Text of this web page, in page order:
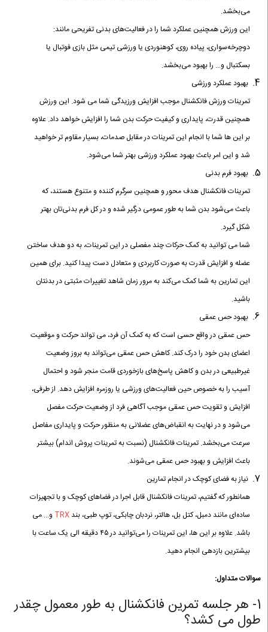
می‌بخشد.
این ورزش همچنین عملکرد شما را در فعالیت‌های بدنی تفریحی مانند:
دوچرخه‌سواری، پیاده‌ روی، کوهنوردی یا ورزشی تیمی مثل بازی فوتبال یا
بسکتبال و… را بهبود می‌بخشد.
بهبود عملکرد ورزشی
تمرینات ورزش فانکشنال موجب افزایش ورزیدگی شما می شود. این ورزش
همچنین قدرت، پایداری و کیفیت حرکت بدن شما را افزایش خواهد داد. علاوه
بر این ها شما با انجام این تمرینات در مقابل صدمات، بسیار مقاوم تر خواهید
شد و این امر باعث بهبود عملکرد ورزشی بهتر شما می‌شود.
بهبود فرم بدنی
تمرینات فانکشنال هدف ‌محور و همچنین سرگرم کننده و متنوع هستند، که
باعث می‌شود بدن شما به طور عمومی درگیر شده و در کل فرم بدنی‌تان بهتر
شکل گیرد.
شما می توانید به کمک حرکات چند مفصلی در این تمرینات، به دو هدف ساختن
عضله و افزایش قدرت به صورت کاربردی و متعادل دست پیدا کنید. برای همین
این تمارین به شما کمک می‌کند به مرور زمان شاهد تغییرات مثبتی در بدنتان
باشید.
بهبود حس عمقی
حس عمقی در واقع حسی است که به کمک آن فرد، می تواند حرکت و موقعیت
اعضای بدن خود را درک کند. کاهش حس عمقی می‌تواند به بروز وضعیت
غیرطبیعی در بدن و کاهش پاسخ‌های بازخوردی قامت منجر شود و احتمال
آسیب را به خصوص حین فعالیت‌های ورزشی یا روزمره افزایش دهد. از طرفی،
افزایش و تقویت حس عمقی موجب آگاهی فرد از وضعیت حرکت مفصل
می‌شود و در نهایت به انقباض‌های عضلانی به منظور حرکت و پایداری مفاصل
سرعت می‌بخشد. تمرینات فانکشنال (نسبت به تمرینات پروش اندام) بیشتر
باعث افزایش و بهبود حس عمقی می‌شوند.
نیاز به فضای کوچک در انجام تمارین
همانطور که گفتیم، تمرینات فانکشنال قابل اجرا در فضاهای کوچک و با تجهیزات
ساده‌ای مانند دمبل، کتل بل، هالتر، نردبان چابکی، توپ طبی، بند TRX و… می
باشد. علاوه بر این ها، این تمرینات را می‌توانید در ۴۵ دقیقه الی یک ساعت با
بیشترین بازدهی انجام دهید.
سوالات متداول:
1- هر جلسه تمرین فانکشنال به طور معمول چقدر
طول می کشد؟